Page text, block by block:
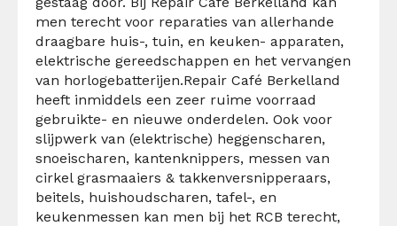
men terecht voor reparaties van allerhande
draagbare huis-, tuin, en keuken- apparaten,
elektrische gereedschappen en het vervangen
van horlogebatterijen.Repair Café Berkelland
heeft inmiddels een zeer ruime voorraad
gebruikte- en nieuwe onderdelen. Ook voor
slijpwerk van (elektrische) heggenscharen,
snoeischaren, kantenknippers, messen van
cirkel grasmaaiers & takkenversnipperaars,
beitels, huishoudscharen, tafel-, en
keukenmessen kan men bij het RCB terecht,